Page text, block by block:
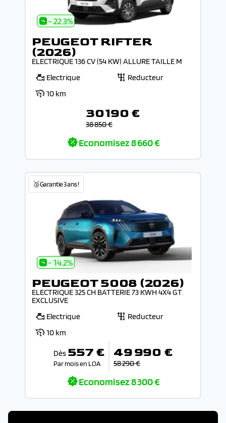
- 22.3%
PEUGEOT RIFTER
(2026)
ELECTRIQUE 136 CV (54 KW) ALLURE TAILLE M
Electrique
Reducteur
10 km
30 190 €
38 850 €
Economisez8 660 €
🥉Garantie 3 ans !
- 14.2%
PEUGEOT 5008 (2026)
ELECTRIQUE 325 CH BATTERIE 73 KWH 4X4 GT
EXCLUSIVE
Electrique
Reducteur
10 km
Dès 557 €
Par mois en LOA
49 990 €
58 290 €
Economisez8 300 €